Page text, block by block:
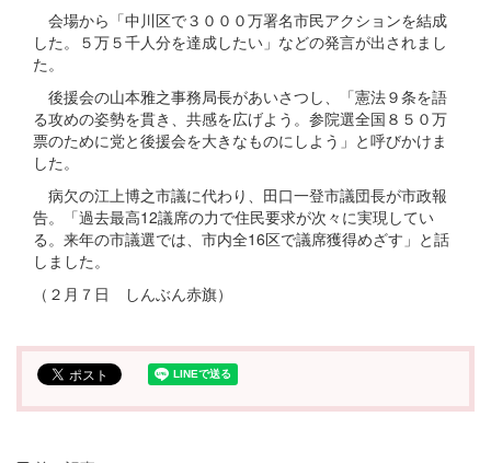
会場から「中川区で３０００万署名市民アクションを結成
した。５万５千人分を達成したい」などの発言が出されまし
た。
後援会の山本雅之事務局長があいさつし、「憲法９条を語
る攻めの姿勢を貫き、共感を広げよう。参院選全国８５０万
票のために党と後援会を大きなものにしよう」と呼びかけま
した。
病欠の江上博之市議に代わり、田口一登市議団長が市政報
告。「過去最高12議席の力で住民要求が次々に実現してい
る。来年の市議選では、市内全16区で議席獲得めざす」と話
しました。
（２月７日 しんぶん赤旗）